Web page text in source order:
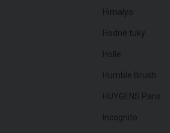
Himalyo
Hodné tuky
Holle
Humble Brush
HUYGENS Paris
Incognito